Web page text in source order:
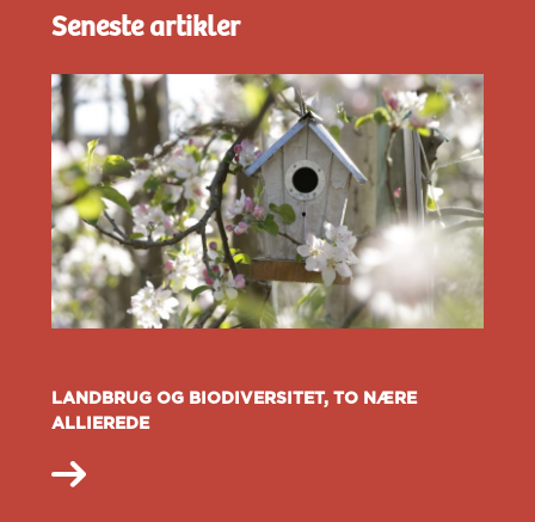
Seneste artikler
LANDBRUG OG BIODIVERSITET, TO NÆRE
ALLIEREDE